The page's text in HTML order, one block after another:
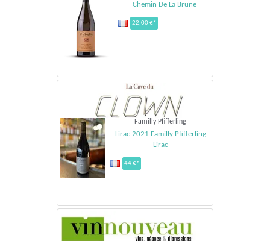
Chemin De La Brune
22,00 €*
Familly Pfifferling
Lirac 2021 Familly Pfifferling
Lirac
44 €*